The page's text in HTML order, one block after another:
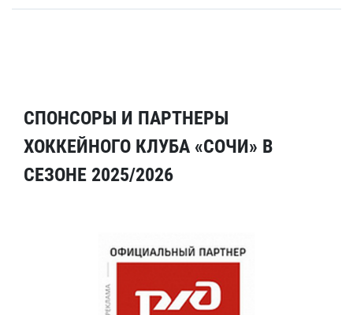
СПОНСОРЫ И ПАРТНЕРЫ
ХОККЕЙНОГО КЛУБА «СОЧИ» В
СЕЗОНЕ 2025/2026